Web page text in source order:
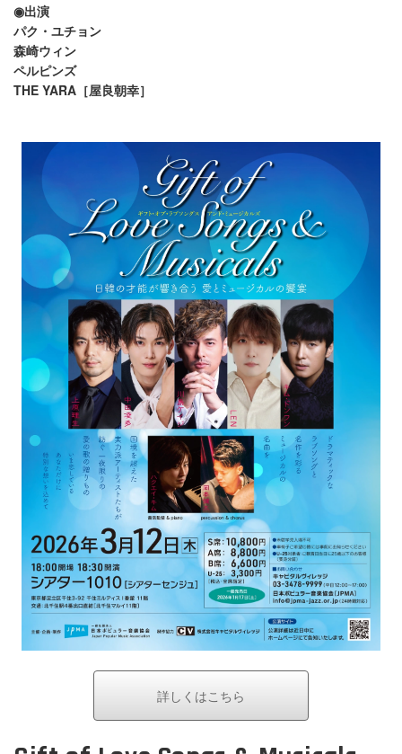
◉出演
パク・ユチョン
森崎ウィン
ペルピンズ
THE YARA［屋良朝幸］
詳しくはこちら